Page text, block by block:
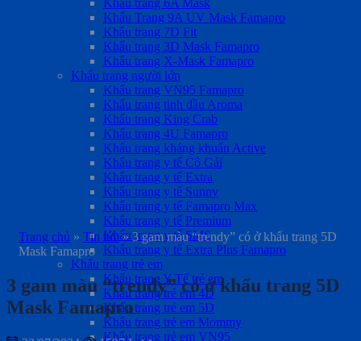
Khẩu trang 6A Mask
Khẩu Trang 9A UV Mask Famapro
Khẩu trang 7D Fit
Khẩu trang 3D Mask Famapro
Khẩu trang X-Mask Famapro
Khẩu trang người lớn
Khẩu trang VN95 Famapro
Khẩu trang tinh dầu Aroma
Khẩu trang King Crab
Khẩu trang 4U Famapro
Khẩu trang kháng khuẩn Active
Khẩu trang y tế Cô Gái
Khẩu trang y tế Extra
Khẩu trang y tế Sunny
Khẩu trang y tế Famapro Max
Khẩu trang y tế Premium
Khẩu trang y tế SMS
Khẩu trang y tế Extra Plus Famapro
Khẩu trang trẻ em
Khẩu trang Y Tế trẻ em
Khẩu trang trẻ em 4D
Khẩu trang trẻ em 5D
Khẩu trang trẻ em Mommy
Khẩu trang trẻ em VN95
Trang chủ » Tin tức»3 gam màu “trendy” có ở khẩu trang 5D
Mask Famapro
3 gam màu “trendy” có ở khẩu trang 5D
Mask Famapro